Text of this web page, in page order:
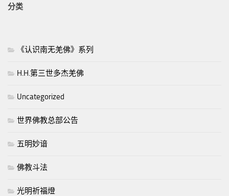
分类
《认识南无羌佛》系列
H.H.第三世多杰羌佛
Uncategorized
世界佛教总部公告
五明妙谙
佛教斗法
光明祈福燈